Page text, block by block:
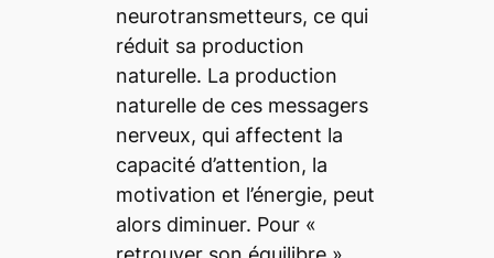
neurotransmetteurs, ce qui
réduit sa production
naturelle. La production
naturelle de ces messagers
nerveux, qui affectent la
capacité d’attention, la
motivation et l’énergie, peut
alors diminuer. Pour «